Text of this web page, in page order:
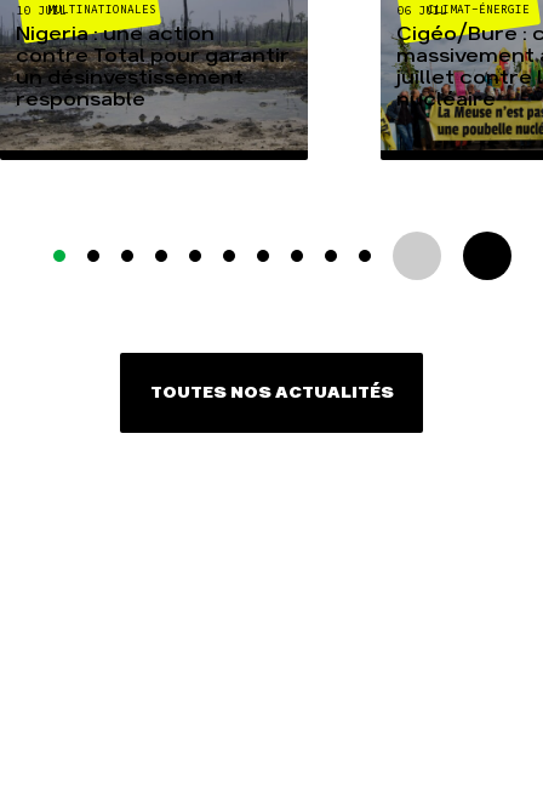
MULTINATIONALES
10 JUIL
Nigeria : une action
contre Total pour garantir
un désinvestissement
responsable
CLIMAT-ÉNERGIE
06 JUIL
Cigéo/Bure :
massivement
juillet contre
nucléaire
TOUTES NOS ACTUALITÉS